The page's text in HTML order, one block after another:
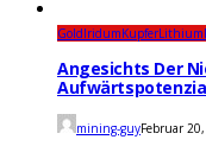
GoldIridumKupferLithium
Angesichts Der
mining-guyFebruar